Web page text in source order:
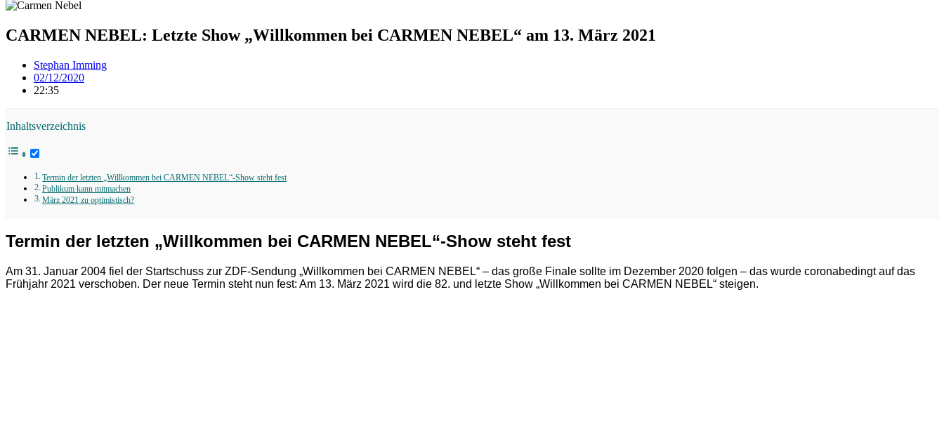
CARMEN NEBEL: Letzte Show „Willkommen bei CARMEN NEBEL“ am 13. März 2021
Stephan Imming
02/12/2020
22:35
Inhaltsverzeichnis
Termin der letzten „Willkommen bei CARMEN NEBEL“-Show steht fest
Publikum kann mitmachen
März 2021 zu optimistisch?
Termin der letzten „Willkommen bei CARMEN NEBEL“-Show steht fest
Am 31. Januar 2004 fiel der Startschuss zur ZDF-Sendung „Willkommen bei CARMEN NEBEL“ – das große Finale sollte im Dezember 2020 folgen – das wurde coronabedingt auf das
Frühjahr 2021 verschoben. Der neue Termin steht nun fest: Am 13. März 2021 wird die 82. und letzte Show „Willkommen bei CARMEN NEBEL“ steigen.